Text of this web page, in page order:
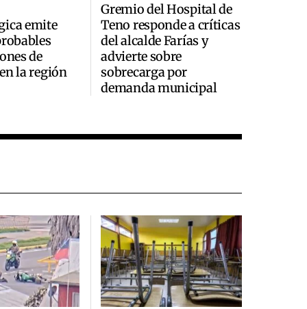
emite
de
la región
Gremio del Hospital de
Teno responde a críticas
del alcalde Farías y
advierte sobre
sobrecarga por
demanda municipal